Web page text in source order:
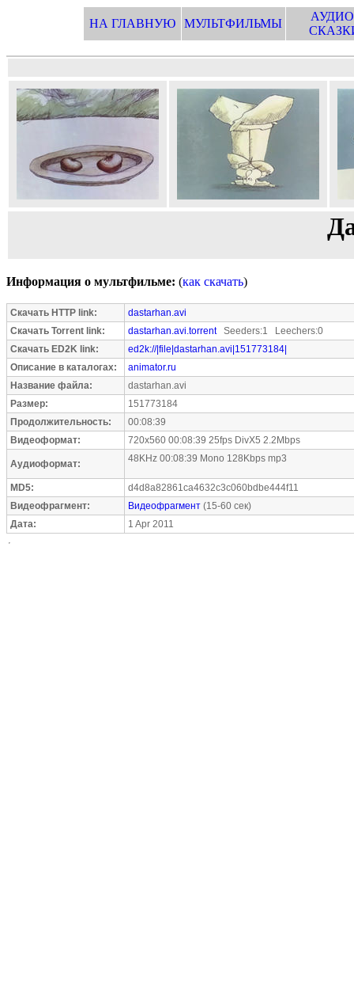
НА ГЛАВНУЮ МУЛЬТФИЛЬМЫ
Информация о мультфильме: (как скачать)
Скачать HTTP link:
dastarhan.avi
Скачать Torrent link:
dastarhan.avi.torrentSeeders:1 Leechers:0
Скачать ED2K link:
ed2k://|file|dastarhan.avi|151773184|
Описание в каталогах:
animator.ru
Название файла:
dastarhan.avi
Размер:
151773184
Продолжительность:
00:08:39
Видеоформат:
720x560 00:08:39 25fps DivX5 2.2Mbps
Аудиоформат: 48KHz 00:08:39 Mono 128Kbps mp3
MD5:
d4d8a82861ca4632c3c060bdbe444f11
Видеофрагмент:
Видеофрагмент (15-60 сек)
Дата:
1 Apr 2011